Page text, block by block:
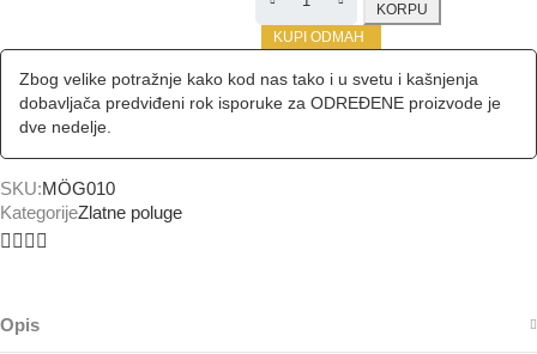
KORPU
KUPI ODMAH
Zbog velike potražnje kako kod nas tako i u svetu i kašnjenja
dobavljača predviđeni rok isporuke za ODREĐENE proizvode je
dve nedelje.
SKU:MÖG010
KategorijeZlatne poluge
Opis